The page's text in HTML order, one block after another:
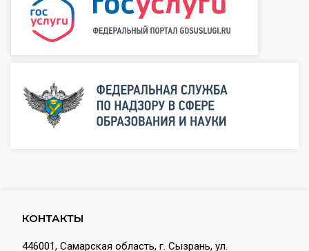
КОНТАКТЫ
446001, Самарская область, г. Сызрань, ул.